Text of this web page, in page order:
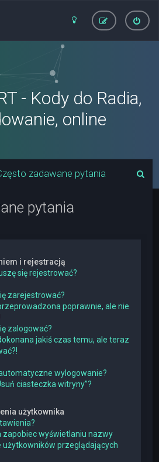
- Kody do Radia,
online
zadawane pytania
pytania
i rejestracją
się rejestrować?
zarejestrować?
poprawnie, ale nie
zalogować?
jakiś czas temu, ale teraz
wylogowanie?
ciasteczka witryny”?
użytkownika
zapobiec wyświetlaniu nazwy
użytkowników przeglądających